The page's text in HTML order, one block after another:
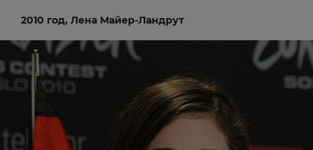
2010 год, Лена Майер-Ландрут